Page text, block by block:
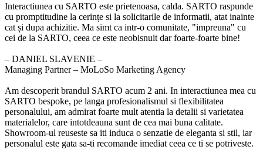
Interactiunea cu SARTO este prietenoasa, calda. SARTO raspunde
cu promptitudine la cerințe si la solicitarile de informatii, atat inainte
cat și dupa achizitie. Ma simt ca intr-o comunitate, "impreuna" cu
cei de la SARTO, ceea ce este neobisnuit dar foarte-foarte bine!
‒ DANIEL SLAVENIE –
Managing Partner – MoLoSo Marketing Agency
Am descoperit brandul SARTO acum 2 ani. In interactiunea mea cu
SARTO bespoke, pe langa profesionalismul si flexibilitatea
personalului, am admirat foarte mult atentia la detalii si varietatea
materialelor, care intotdeauna sunt de cea mai buna calitate.
Showroom-ul reuseste sa iti induca o senzatie de eleganta si stil, iar
personalul este gata sa-ti recomande imediat ceea ce ti se potriveste.